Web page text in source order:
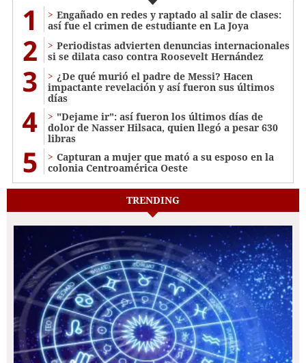
1
Engañado en redes y raptado al salir de clases:
así fue el crimen de estudiante en La Joya
2
Periodistas advierten denuncias internacionales
si se dilata caso contra Roosevelt Hernández
3
¿De qué murió el padre de Messi? Hacen
impactante revelación y así fueron sus últimos
días
4
"Dejame ir": así fueron los últimos días de
dolor de Nasser Hilsaca, quien llegó a pesar 630
libras
5
Capturan a mujer que mató a su esposo en la
colonia Centroamérica Oeste
TRENDING